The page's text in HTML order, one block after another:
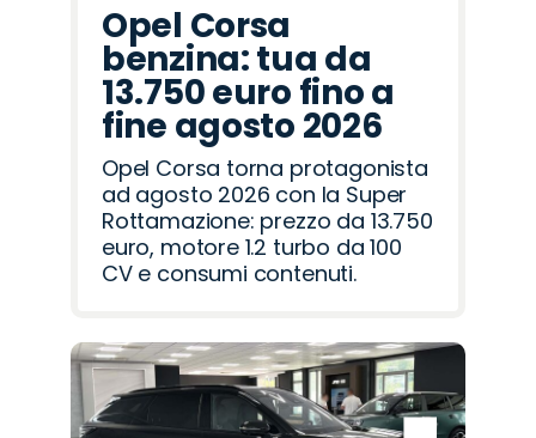
Opel Corsa
benzina: tua da
13.750 euro fino a
fine agosto 2026
Opel Corsa torna protagonista
ad agosto 2026 con la Super
Rottamazione: prezzo da 13.750
euro, motore 1.2 turbo da 100
CV e consumi contenuti.